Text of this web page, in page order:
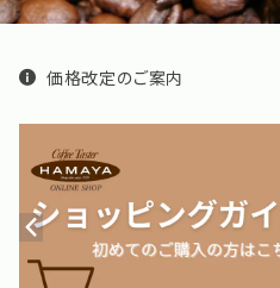
価格改定のご案内